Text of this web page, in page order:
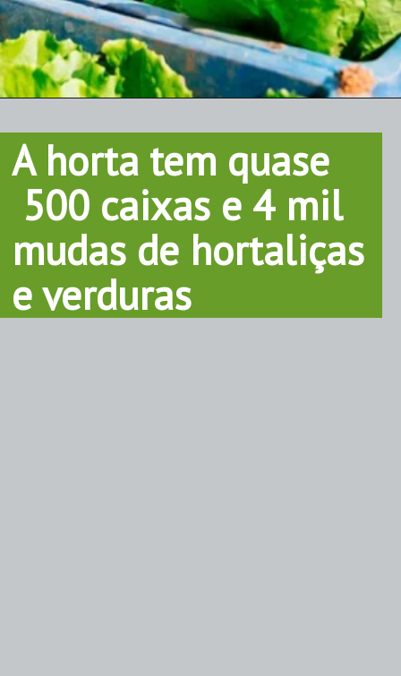
A horta tem quase
500 caixas e 4 mil
mudas de hortaliças
e verduras